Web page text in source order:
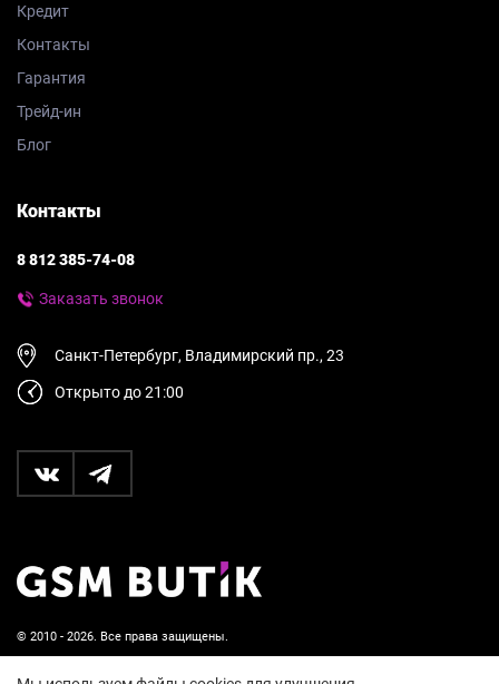
© 2010 - 2026. Все права защищены.
Кредит
Контакты
Гарантия
Трейд-ин
Блог
Контакты
8 812 385-74-08
Заказать звонок
Санкт-Петербург, Владимирский пр., 23
Открыто до 21:00